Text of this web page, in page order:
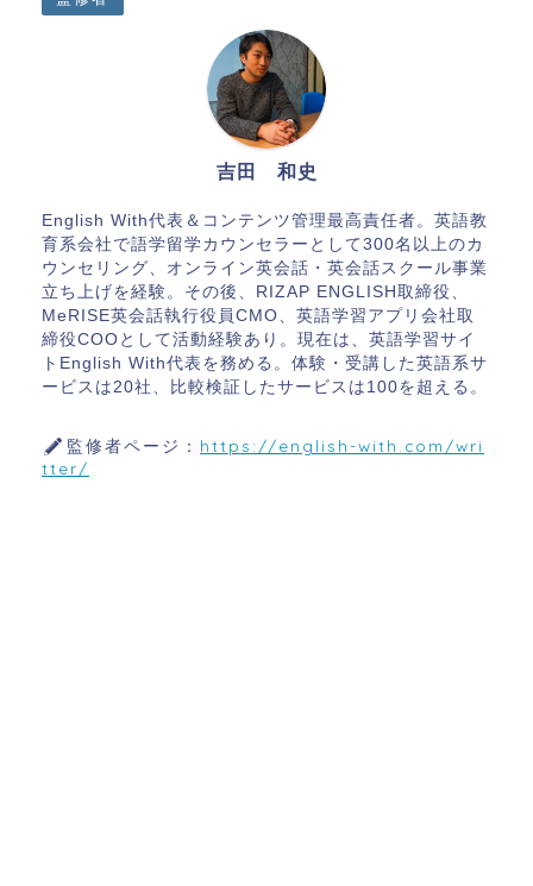
吉田 和史
English With代表＆コンテンツ管理最高責任者。英語教
育系会社で語学留学カウンセラーとして300名以上のカ
ウンセリング、オンライン英会話・英会話スクール事業
立ち上げを経験。その後、RIZAP ENGLISH取締役、
MeRISE英会話執行役員CMO、英語学習アプリ会社取
締役COOとして活動経験あり。現在は、英語学習サイ
トEnglish With代表を務める。体験・受講した英語系サ
ービスは20社、比較検証したサービスは100を超える。
監修者ページ： https://english-with.com/wri
tter/